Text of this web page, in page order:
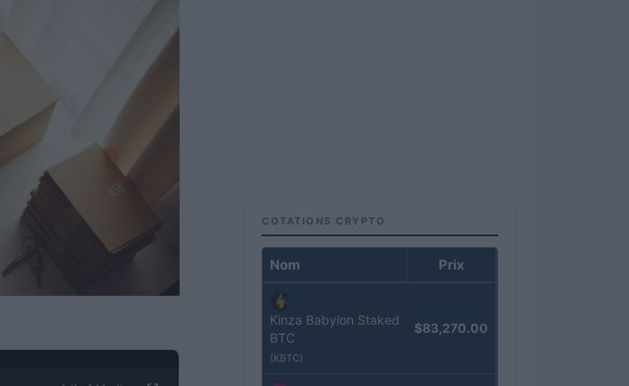
COTATIONS CRYPTO
Nom Prix
Kinza Babylon Staked
BTC
(KBTC)
$83,270.00